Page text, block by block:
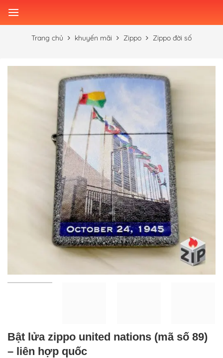
Trang chủ khuyến mãi Zippo Zippo đời số
Bật lửa zippo united nations (mã số 89)
– liên hợp quốc